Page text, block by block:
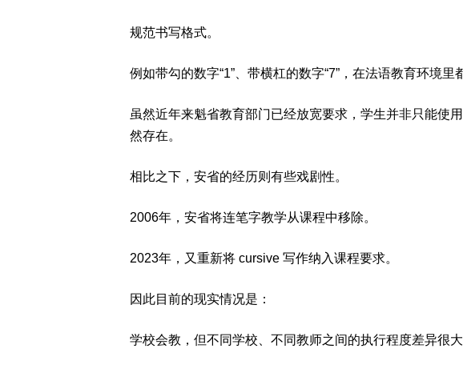
规范书写格式。
例如带勾的数字“1”、带横杠的数字“7”，在法语教育环境里
虽然近年来魁省教育部门已经放宽要求，学生并非只能使
然存在。
相比之下，安省的经历则有些戏剧性。
2006年，安省将连笔字教学从课程中移除。
2023年，又重新将 cursive 写作纳入课程要求。
因此目前的现实情况是：
学校会教，但不同学校、不同教师之间的执行程度差异很大